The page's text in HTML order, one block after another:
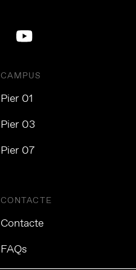
CAMPUS
Pier 01
Pier 03
Pier 07
CONTACTE
Contacte
FAQs